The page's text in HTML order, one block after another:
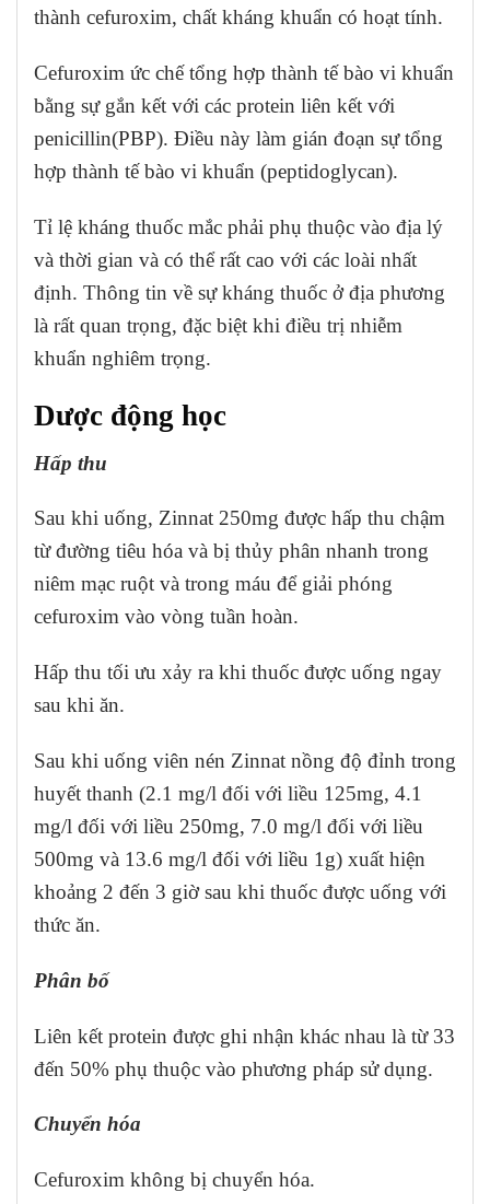
thành cefuroxim, chất kháng khuẩn có hoạt tính.
Cefuroxim ức chế tổng hợp thành tế bào vi khuẩn
bằng sự gắn kết với các protein liên kết với
penicillin(PBP). Điều này làm gián đoạn sự tổng
hợp thành tế bào vi khuẩn (peptidoglycan).
Tỉ lệ kháng thuốc mắc phải phụ thuộc vào địa lý
và thời gian và có thể rất cao với các loài nhất
định. Thông tin về sự kháng thuốc ở địa phương
là rất quan trọng, đặc biệt khi điều trị nhiễm
khuẩn nghiêm trọng.
Dược động học
Hấp thu
Sau khi uống, Zinnat 250mg được hấp thu chậm
từ đường tiêu hóa và bị thủy phân nhanh trong
niêm mạc ruột và trong máu để giải phóng
cefuroxim vào vòng tuần hoàn.
Hấp thu tối ưu xảy ra khi thuốc được uống ngay
sau khi ăn.
Sau khi uống viên nén Zinnat nồng độ đỉnh trong
huyết thanh (2.1 mg/l đối với liều 125mg, 4.1
mg/l đối với liều 250mg, 7.0 mg/l đối với liều
500mg và 13.6 mg/l đối với liều 1g) xuất hiện
khoảng 2 đến 3 giờ sau khi thuốc được uống với
thức ăn.
Phân bố
Liên kết protein được ghi nhận khác nhau là từ 33
đến 50% phụ thuộc vào phương pháp sử dụng.
Chuyển hóa
Cefuroxim không bị chuyển hóa.